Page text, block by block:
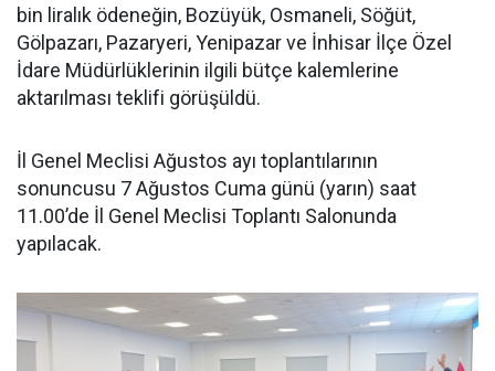
bin liralık ödeneğin, Bozüyük, Osmaneli, Söğüt,
Gölpazarı, Pazaryeri, Yenipazar ve İnhisar İlçe Özel
İdare Müdürlüklerinin ilgili bütçe kalemlerine
aktarılması teklifi görüşüldü.
İl Genel Meclisi Ağustos ayı toplantılarının
sonuncusu 7 Ağustos Cuma günü (yarın) saat
11.00’de İl Genel Meclisi Toplantı Salonunda
yapılacak.